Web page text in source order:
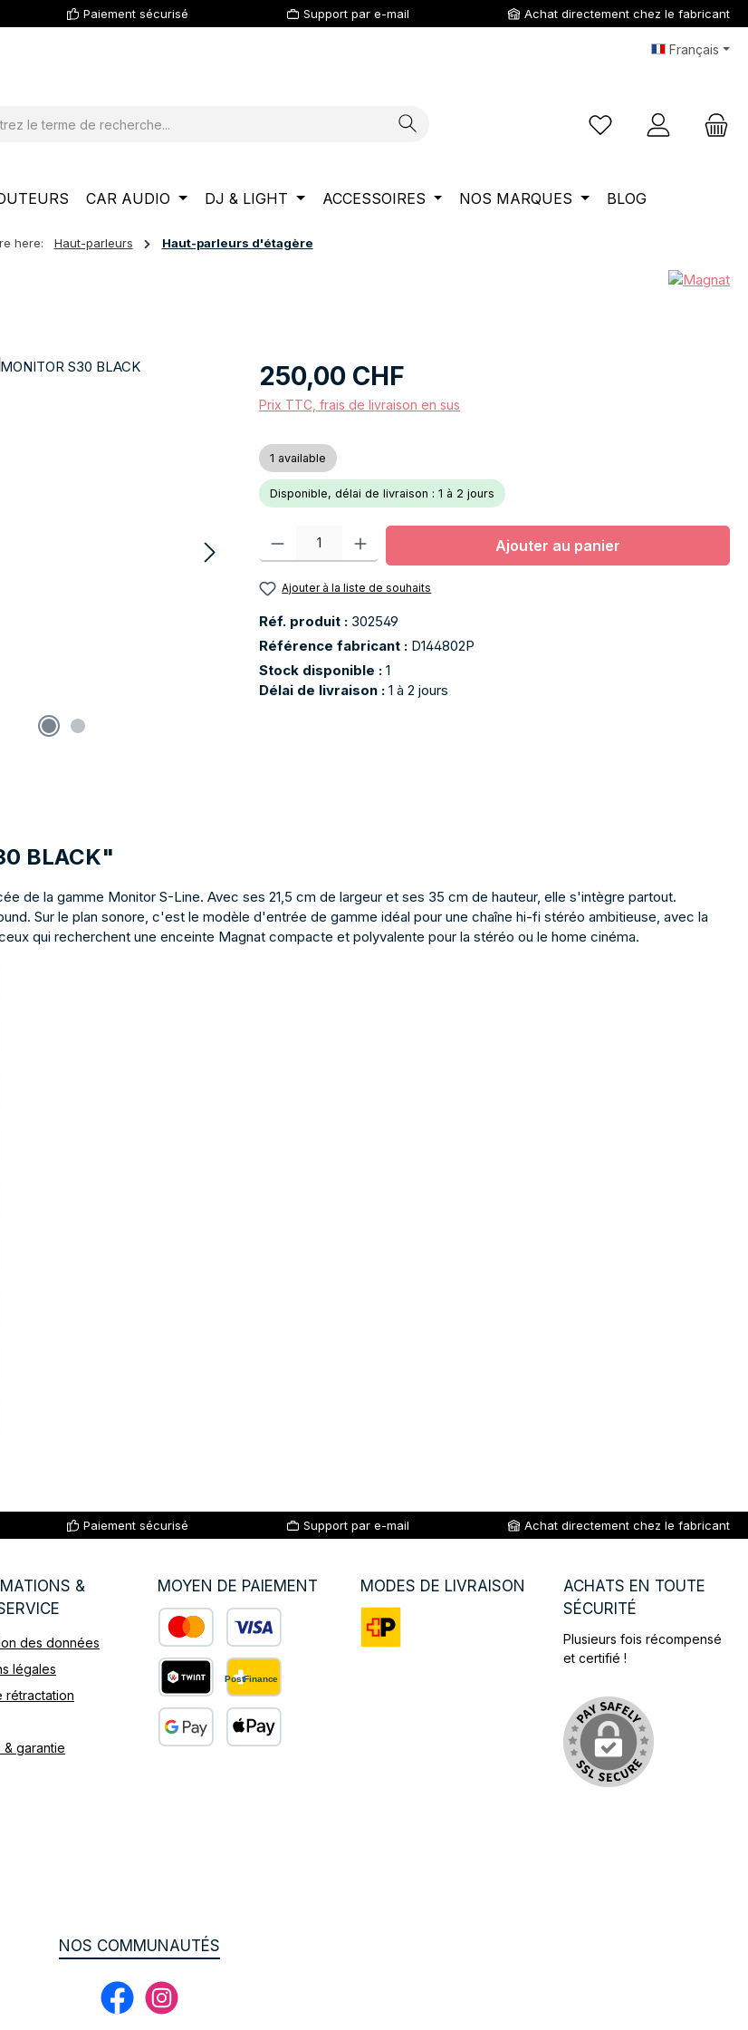
Paiement sécurisé Support par e-mail Achat directement chez le fabricant
Français
Vous avez 0 articles
CAR AUDIO DJ & LIGHT ACCESSOIRES NOS MARQUES BLOG
here: Haut-parleurs Haut-parleurs d'étagère
Prix régulier :
250,00 CHF
Prix TTC, frais de livraison en sus
1 available
Disponible, délai de livraison : 1 à 2 jours
Quantité de produit : Entrez la quantité souhaitée ou utilisez les boutons pour
Ajouter au panier
Ajouter à la liste de souhaits
Réf. produit : 302549
Référence fabricant : D144802P
Stock disponible : 1
Délai de livraison : 1 à 2 jours
BLACK"
de la gamme Monitor S-Line. Avec ses 21,5 cm de largeur et ses 35 cm de hauteur, elle s'intègre partout.
Sur le plan sonore, c'est le modèle d'entrée de gamme idéal pour une chaîne hi-fi stéréo ambitieuse, avec la
qui recherchent une enceinte Magnat compacte et polyvalente pour la stéréo ou le home cinéma.
Paiement sécurisé Support par e-mail Achat directement chez le fabricant
&
des données
légales
rétractation
garantie
MOYEN DE PAIEMENT
Custom image 1
Custom image 2
MODES DE LIVRAISON
ACHATS EN TOUTE
SÉCURITÉ
Plusieurs fois récompensé
et certifié !
NOS COMMUNAUTÉS
FacebookInstagram